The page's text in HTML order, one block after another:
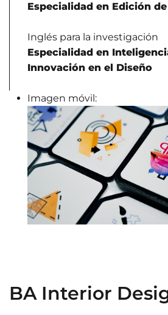
Especialidad en Edición
Inglés para la investigación
Especialidad en
Innovación en el Diseño
Imagen móvil:
BA Interior